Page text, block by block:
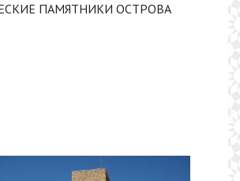
ПАМЯТНИКИ ОСТРОВА